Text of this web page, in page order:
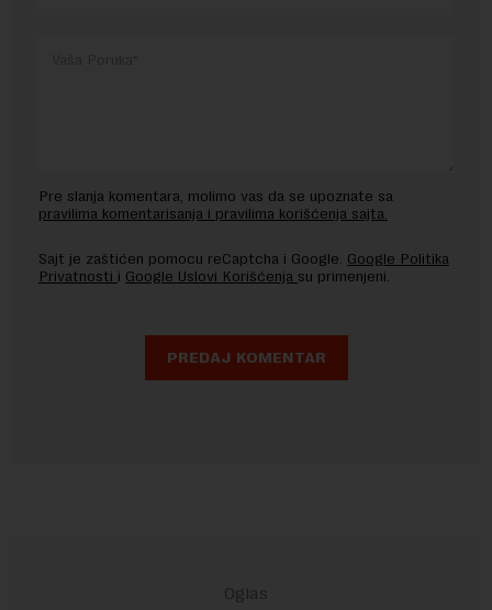
Pre slanja komentara, molimo vas da se upoznate sa
pravilima komentarisanja i pravilima korišćenja sajta.
Sajt je zaštićen pomocu reCaptcha i Google. Google Politika
Privatnosti i Google Uslovi Korišćenja su primenjeni.